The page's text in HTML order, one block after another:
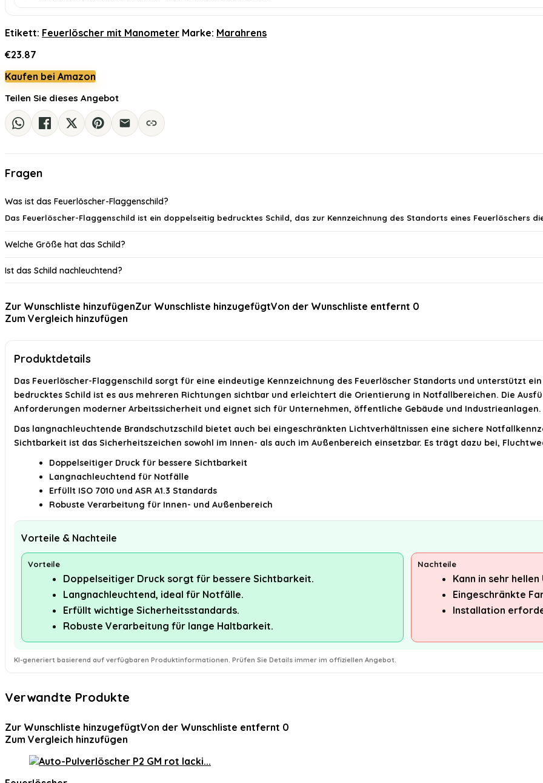
Etikett: Feuerlöscher mit Manometer Marke: Marahrens
€23.87
Kaufen bei Amazon
Teilen Sie dieses Angebot
Fragen
Was ist das Feuerlöscher-Flaggenschild?
Das Feuerlöscher-Flaggenschild ist ein doppelseitig bedrucktes Schild, das zur Kennzeichnung des Standorts eines Feuerlöschers
Welche Größe hat das Schild?
Ist das Schild nachleuchtend?
Wo kann das Schild verwendet werden?
Zur Wunschliste hinzufügenZur Wunschliste hinzugefügtVon der Wunschliste entfernt 0
Zum Vergleich hinzufügen
Produktdetails
Das Feuerlöscher-Flaggenschild sorgt für eine eindeutige Kennzeichnung des Feuerlöscher Standorts und unterstützt
bedrucktes Schild ist es aus mehreren Richtungen sichtbar und erleichtert die Orientierung in Notfallbereichen. Die
Anforderungen moderner Arbeitssicherheit und eignet sich für Unternehmen, öffentliche Gebäude und Industrieanlagen.
Das langnachleuchtende Brandschutzschild bietet auch bei eingeschränkten Lichtverhältnissen eine sichere
Sichtbarkeit ist das Sicherheitszeichen sowohl im Innen- als auch im Außenbereich einsetzbar. Es trägt dazu bei,
Doppelseitiger Druck für bessere Sichtbarkeit
Langnachleuchtend für Notfälle
Erfüllt ISO 7010 und ASR A1.3 Standards
Robuste Verarbeitung für Innen- und Außenbereich
Vorteile & Nachteile
Vorteile
Doppelseitiger Druck sorgt für bessere Sichtbarkeit.
Langnachleuchtend, ideal für Notfälle.
Erfüllt wichtige Sicherheitsstandards.
Robuste Verarbeitung für lange Haltbarkeit.
Nachteile
Kann in sehr
Eingeschränkte
Installation
KI-generiert basierend auf verfügbaren Produktinformationen. Prüfen Sie Details immer im offiziellen Angebot.
Verwandte Produkte
Zur Wunschliste hinzugefügtVon der Wunschliste entfernt 0
Zum Vergleich hinzufügen